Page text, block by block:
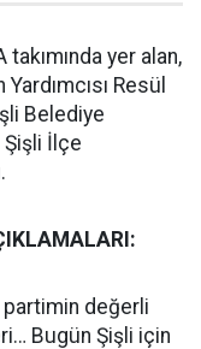
takımında yer alan,
Resül
Belediye
Şişli İlçe
partimin değerli
Bugün Şişli için